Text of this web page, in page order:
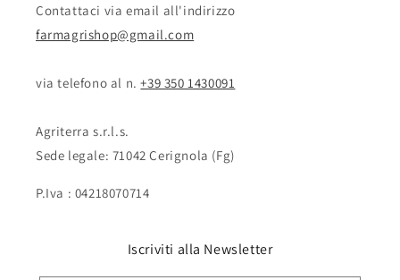
Contattaci via email all'indirizzo
farmagrishop@gmail.com
via telefono al n. ‭‭+39 350 1430091
Agriterra s.r.l.s.
Sede legale: 71042 Cerignola (Fg)
P.Iva : 04218070714
Iscriviti alla Newsletter